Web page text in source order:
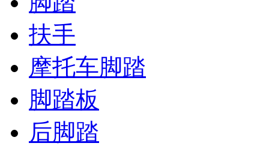
扶手
摩托车脚踏
脚踏板
后脚踏